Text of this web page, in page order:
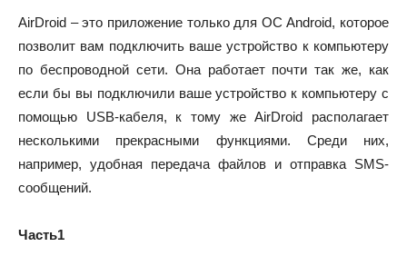
AirDroid – это приложение только для ОС Android, которое
позволит вам подключить ваше устройство к компьютеру
по беспроводной сети. Она работает почти так же, как
если бы вы подключили ваше устройство к компьютеру с
помощью USB-кабеля, к тому же AirDroid располагает
несколькими прекрасными функциями. Среди них,
например, удобная передача файлов и отправка SMS-
сообщений.
Часть1